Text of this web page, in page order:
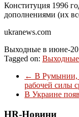
Конституция 1996
дополнениями (их
ukranews.com
Выходные в июне-
Tagged on:
← В Румынии,
рабочей силы
В Украине
HR-Новини